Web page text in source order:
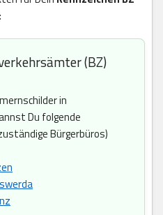
(BZ)
in
Du folgende
Bürgerbüros)